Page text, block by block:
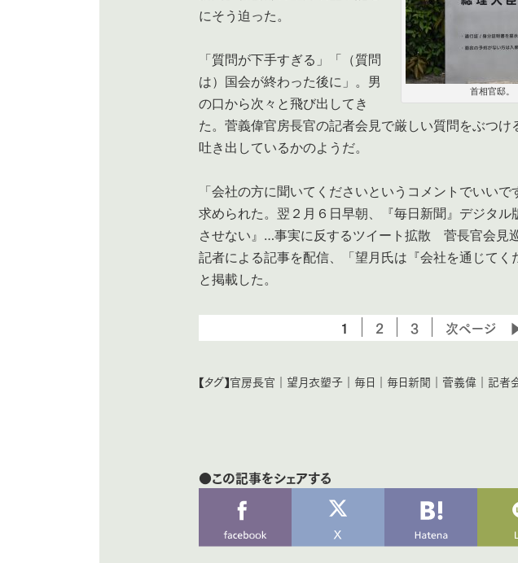
首相官邸。
にそう迫った。
「質問が下手すぎる」「（質問
は）国会が終わった後に」。男
の口から次々と飛び出してき
た。菅義偉官房長官の記者会見で厳しい質問をぶつけ
吐き出しているかのようだ。
「会社の方に聞いてくださいというコメントでいい
求められた。翌２月６日早朝、『毎日新聞』デジタル
させない』…事実に反するツイート拡散 菅長官会見
記者による記事を配信、「望月氏は『会社を通じてく
と掲載した。
1 2 3 次ページ
【タグ】官房長官 ｜ 望月衣塑子 ｜ 毎日 ｜ 毎日新聞 ｜ 菅義偉 ｜ 記者
●この記事をシェアする